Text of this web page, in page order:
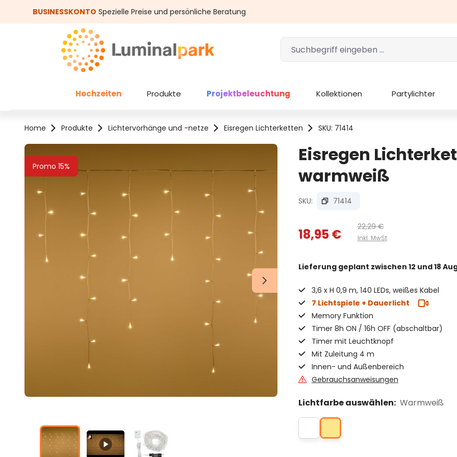
Hauptinhalt springen
Zur Suche springen
BUSINESSKONTO Spezielle Preise und persönliche Beratung
Hochzeiten Produkte Projektbeleuchtung Kollektionen Partylichter
Home Produkte Lichtervorhänge und -netze Eisregen Lichterketten SKU: 71414
Promo 15%
Bildergalerie überspringen
Eisregen
warmweiß
SKU: 71414
18,95 € 22,29 €
Inkl. MwSt
Lieferung geplant zwischen 12 und 18
3,6 x H 0,9 m, 140 LEDs, weißes Kabel
7 Lichtspiele + Dauerlicht
Memory Funktion
Timer 8h ON / 16h OFF (abschaltbar)
Timer mit Leuchtknopf
Mit Zuleitung 4 m
Innen- und Außenbereich
Gebrauchsanweisungen
Lichtfarbe auswählen: Warmweiß